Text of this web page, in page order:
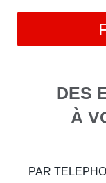
DES
À
PAR